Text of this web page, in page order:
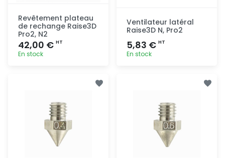
Revêtement plateau
de rechange Raise3D
Pro2, N2
42,00 € HT
En stock
Ventilateur latéral
Raise3D N, Pro2
5,83 € HT
En stock